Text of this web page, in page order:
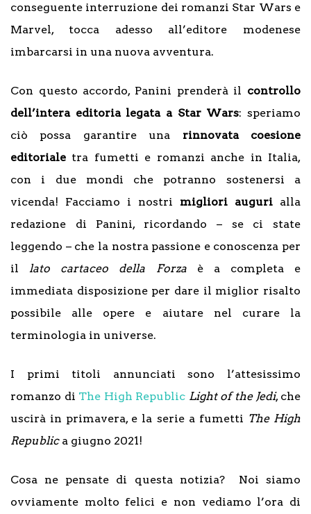
conseguente interruzione dei romanzi Star Wars e
Marvel, tocca adesso all’editore modenese
imbarcarsi in una nuova avventura.
Con questo accordo, Panini prenderà il controllo
dell’intera editoria legata a Star Wars: speriamo
ciò possa garantire una rinnovata coesione
editoriale tra fumetti e romanzi anche in Italia,
con i due mondi che potranno sostenersi a
vicenda! Facciamo i nostri migliori auguri alla
redazione di Panini, ricordando – se ci state
leggendo – che la nostra passione e conoscenza per
illato cartaceo della Forzaè a completa e
immediata disposizione per dare il miglior risalto
possibile alle opere e aiutare nel curare la
terminologia in universe.
I primi titoli annunciati sono l’attesissimo
romanzo di The High Republic Light of the Jedi, che
uscirà in primavera, e la serie a fumetti The High
Republica giugno 2021!
Cosa ne pensate di questa notizia? Noi siamo
ovviamente molto felici e non vediamo l’ora di